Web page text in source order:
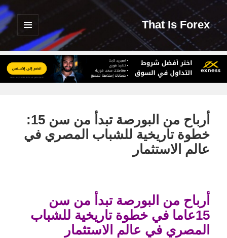
That Is Forex
القائمة
والودجات
أرباح من البورصة تبدأ من سن 15:
خطوة تاريخية للشباب المصري في
عالم الاستثمار
أرباح من البورصة تبدأ من سن
15عاما في خطوة تاريخية للشباب
المصري في عالم الاستثمار